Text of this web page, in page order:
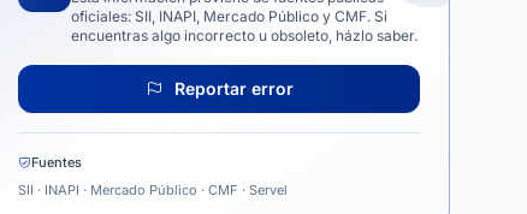
oficiales: SII, INAPI, Mercado Público y CMF. Si
encuentras algo incorrecto u obsoleto, házlo saber.
Reportar error
Fuentes
SII · INAPI · Mercado Público · CMF · Servel